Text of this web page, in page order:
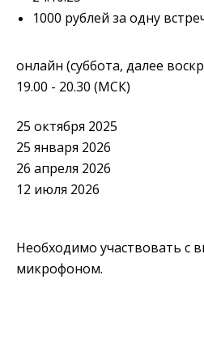
1000 рублей за одну
онлайн (суббота, далее
19.00 - 20.30 (МСК)
25 октября 2025
25 января 2026
26 апреля 2026
12 июля 2026
Необходимо участвовать с
микрофоном.